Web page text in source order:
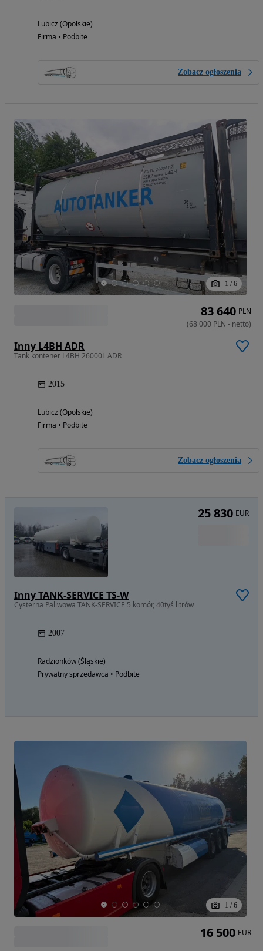
Lubicz (Opolskie)
Firma • Podbite
Zobacz ogłoszenia
1 / 6
Inny L4BH ADR
Tank kontener L4BH 26000L ADR
2015
Lubicz (Opolskie)
Firma • Podbite
Zobacz ogłoszenia
83 640 PLN
(68 000 PLN - netto)
Inny TANK-SERVICE TS-W
Cysterna Paliwowa TANK-SERVICE 5 komór, 40tyś litrów
2007
Radzionków (Śląskie)
Prywatny sprzedawca • Podbite
25 830 EUR
1 / 6
16 500 EUR